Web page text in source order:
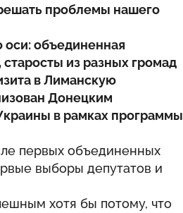
проблемы нашего
оси: объединенная
из разных громад
в Лиманскую
Донецким
в рамках программы
первых объединенных
выборы депутатов и
хотя бы потому, что